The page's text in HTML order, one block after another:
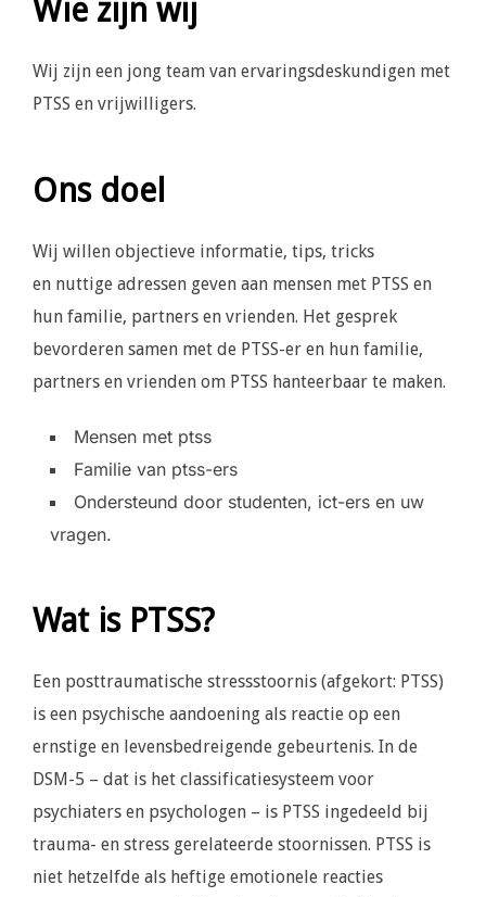
Wie zijn wij
Wij zijn een jong team van ervaringsdeskundigen met
PTSS en vrijwilligers.
Ons doel
Wij willen objectieve informatie, tips, tricks
en nuttige adressen geven aan mensen met PTSS en
hun familie, partners en vrienden. Het gesprek
bevorderen samen met de PTSS-er en hun familie,
partners en vrienden om PTSS hanteerbaar te maken.
Mensen met ptss
Familie van ptss-ers
Ondersteund door studenten, ict-ers en uw
vragen.
Wat is PTSS?
Een posttraumatische stressstoornis (afgekort: PTSS)
is een psychische aandoening als reactie op een
ernstige en levensbedreigende gebeurtenis. In de
DSM-5 – dat is het classificatiesysteem voor
psychiaters en psychologen – is PTSS ingedeeld bij
trauma- en stress gerelateerde stoornissen. PTSS is
niet hetzelfde als heftige emotionele reacties